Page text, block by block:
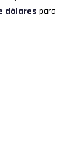
dólares para